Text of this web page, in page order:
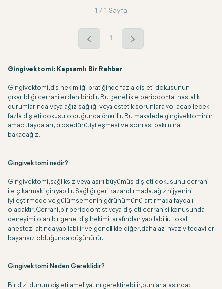
1 / 1 Sayfa
1
Gingivektomi: Kapsamlı Bir Rehber
Gingivektomi, diş hekimliği pratiğinde fazla diş eti dokusunun
çıkarıldığı cerrahilerden biridir. Bu genellikle periodontal hastalık
durumlarında veya ağız sağlığı veya estetik sorunlara yol açabilecek
fazla diş eti dokusu olduğunda önerilir. Bu makalede gingivektominin
amacı, faydaları, prosedürü, iyileşmesi ve sonrası bakımına
bakacağız.
Gingivektomi nedir?
Gingivektomi, sağlıksız veya aşırı büyümüş diş eti dokusunu cerrahi
ile çıkarmak için yapılır. Sağlığı geri kazandırmada, ağız hijyenini
iyileştirmede ve gülümsemenin görünümünü artırmada faydalı
olacaktır. Cerrahi, bir periodontist veya diş eti cerrahisi konusunda
deneyimi olan bir genel diş hekimi tarafından yapılabilir. Lokal
anestezi altında yapılabilir ve genellikle diğer, daha az invaziv tedaviler
başarısız olduğunda düşünülür.
Gingivektomi Neden Gereklidir?
Bir dizi durum diş eti ameliyatını gerektirebilir, bunlar arasında: